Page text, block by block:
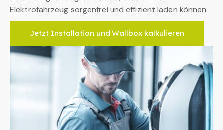
Elektrofahrzeug sorgenfrei und effizient laden können.
Jetzt Installation und Wallbox kalkulieren